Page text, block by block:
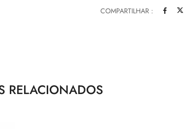
COMPARTILHAR :
RELACIONADOS